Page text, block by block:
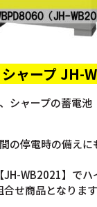
シャープ JH-
シャープの蓄電池
の停電時の備え
WB2021】でハ
せ商品となります